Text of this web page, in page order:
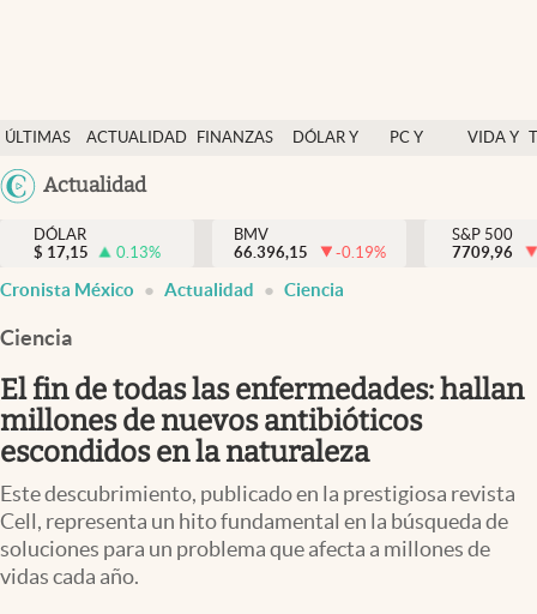
ÚLTIMAS
NOTICIAS
ACTUALIDAD
FINANZAS
DÓLAR Y
PC Y
VIDA Y
México
Actualidad
Actualidad
Finanzas y economía
Dólar y mercados
Pc y celular
Vida y estilo
Tv
Clima
DÓLAR
$ 17,15 0.13%
BMV
66.396,15
-0.19%
S&P 500
7709,96
Cronista México Actualidad Ciencia
Ciencia
El fin de todas las enfermedades: hallan
millones de nuevos antibióticos
escondidos en la naturaleza
Este descubrimiento, publicado en la prestigiosa revista
Cell, representa un hito fundamental en la búsqueda de
soluciones para un problema que afecta a millones de
vidas cada año.